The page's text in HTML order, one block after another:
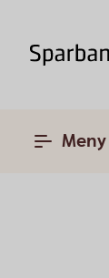
Meny